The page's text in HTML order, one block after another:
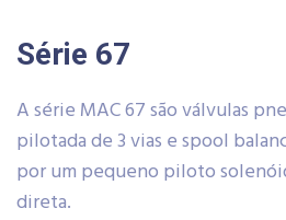
Série 67
A série MAC 67 são válvulas
pilotada de 3 vias e spool
por um pequeno piloto
direta.